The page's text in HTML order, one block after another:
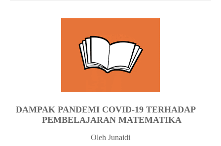
DAMPAK PANDEMI COVID-19 TERHADAP
PEMBELAJARAN MATEMATIKA
Oleh Junaidi